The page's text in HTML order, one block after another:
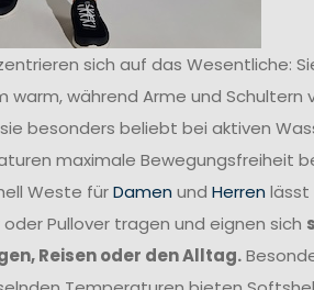
sich auf das Wesentliche:
warm, während Arme und Schultern
besonders beliebt bei aktiven
maximale Bewegungsfreiheit
Weste fürDamen und Herren lässt
Pullover tragen und eignen sich
Reisen oder den Alltag.